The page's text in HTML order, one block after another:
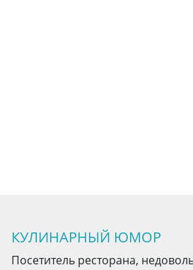
КУЛИНАРНЫЙ ЮМОР
Посетитель ресторана,